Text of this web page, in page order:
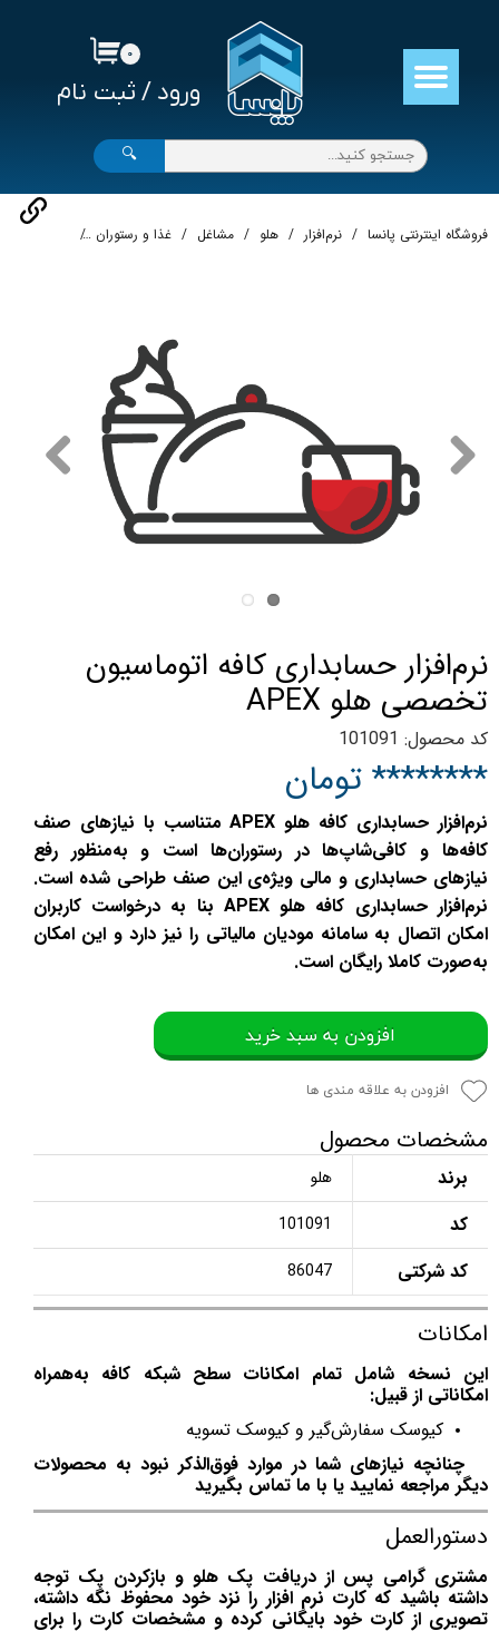
ورود / ثبت نام
حساب کاربری من
تغییر گذر واژه
سفارشات
خروج از حساب کاربری
۰
🔍
فروشگاه اینترنتی پانسا نرم‌افزار هلو مشاغل غذا و رستوران
نرم‌افزار حسابداری کافه اتوماسیون
تخصصی هلو APEX
کد محصول: 101091
******** تومان
نرم‌افزار حسابداری کافه هلو APEX متناسب با نیازهای صنف
کافه‌ها و کافی‌شاپ‌ها در رستوران‌ها است و به‌منظور رفع
نیازهای حسابداری و مالی ویژه‌ی این صنف طراحی شده است.
نرم‌افزار حسابداری کافه هلو APEX بنا به درخواست کاربران
امکان اتصال به سامانه مودیان مالیاتی را نیز دارد و این امکان
به‌صورت کاملا رایگان است.
افزودن به سبد خرید
افزودن به علاقه مندی ها
مشخصات محصول
برند هلو
کد 101091
کد شرکتی 86047
امکانات
این نسخه شامل تمام امکانات سطح شبکه کافه به‌همراه
امکاناتی از قبیل:
کیوسک سفارش‌گیر و کیوسک تسویه
چنانچه نیازهای شما در موارد فوق‌الذکر نبود به محصولات
دیگر مراجعه نمایید یا با ما تماس بگیرید
دستورالعمل
مشتری گرامی پس از دریافت پک هلو و بازکردن پک توجه
داشته باشید که کارت نرم افزار را نزد خود محفوظ نگه داشته،
تصویری از کارت خود بایگانی کرده و مشخصات کارت را برای